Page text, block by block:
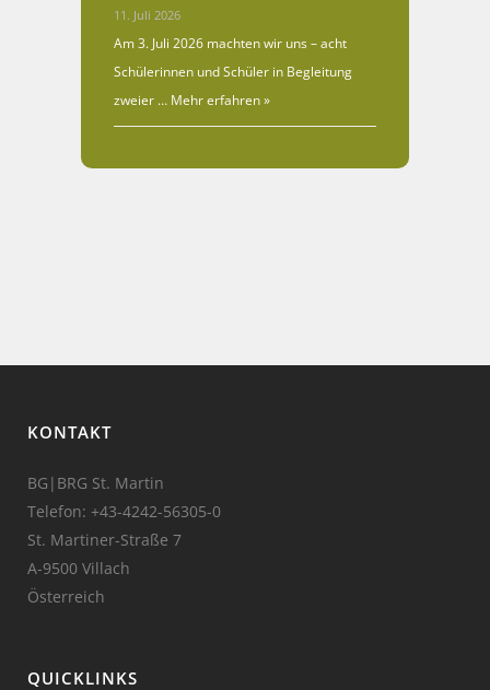
11. Juli 2026
Am 3. Juli 2026 machten wir uns – acht
Schülerinnen und Schüler in Begleitung
zweier … Mehr erfahren »
KONTAKT
BG|BRG St. Martin
Telefon: +43-4242-56305-0
St. Martiner-Straße 7
A-9500 Villach
Österreich
QUICKLINKS